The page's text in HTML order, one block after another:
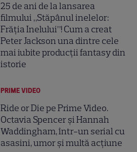
25 de ani de la lansarea
filmului „Stăpânul inelelor:
Frăția Inelului”! Cum a creat
Peter Jackson una dintre cele
mai iubite producții fantasy din
istorie
PRIME VIDEO
Ride or Die pe Prime Video.
Octavia Spencer și Hannah
Waddingham, într-un serial cu
asasini, umor și multă acțiune